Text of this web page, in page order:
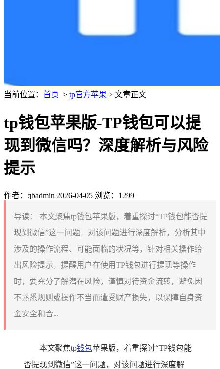
当前位置： 首页 > tp官方苹果 > 文章正文
tp钱包苹果版-TP钱包可以提
现到微信吗？深度解析与风险
提示
作者：qbadmin 2026-04-05 浏览：1299
导读：
本文聚焦tp钱包苹果版，着重探讨“TP钱包能否提
现到微信”这一问题，对该问题进行深度解析，分析其中
涉及的操作流程、可能面临的状况等，针对相关操作给
出风险提示，提醒用户在使用TP钱包进行提现等操作
时，要充分了解潜在风险，谨慎对待资金流转，避免因
不熟悉规则或操作不当而遭受财产损失，以保障自身资
金安全和合...
本文聚焦tp钱包苹果版，着重探讨“TP钱包能
否提现到微信”这一问题，对该问题进行深度解